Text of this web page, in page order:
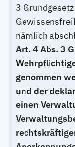
3
nämlich
Art. 4 Abs. 3
genommen
und der
einen